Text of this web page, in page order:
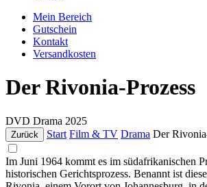
Mein Bereich
Gutschein
Kontakt
Versandkosten
Der Rivonia-Prozess
DVD Drama 2025
Zurück Start Film & TV Drama Der
Im Juni 1964 kommt es im südafrikanischen
historischen Gerichtsprozess. Benannt ist